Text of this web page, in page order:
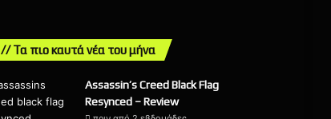
// Τα πιο καυτά νέα του μήνα
Assassin’s Creed Black Flag
Resynced – Review